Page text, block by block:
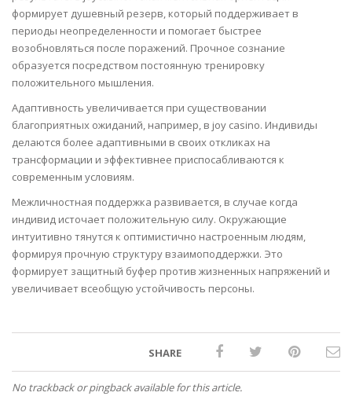
формирует душевный резерв, который поддерживает в
периоды неопределенности и помогает быстрее
возобновляться после поражений. Прочное сознание
образуется посредством постоянную тренировку
положительного мышления.
Адаптивность увеличивается при существовании
благоприятных ожиданий, например, в joy casino. Индивиды
делаются более адаптивными в своих откликах на
трансформации и эффективнее приспосабливаются к
современным условиям.
Межличностная поддержка развивается, в случае когда
индивид источает положительную силу. Окружающие
интуитивно тянутся к оптимистично настроенным людям,
формируя прочную структуру взаимоподдержки. Это
формирует защитный буфер против жизненных напряжений и
увеличивает всеобщую устойчивость персоны.
SHARE
No trackback or pingback available for this article.